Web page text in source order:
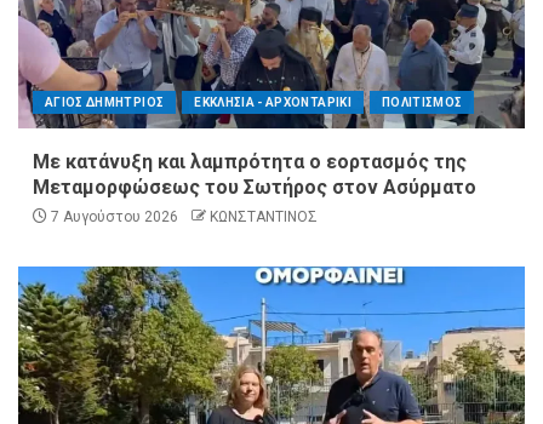
ΑΓΙΟΣ ΔΗΜΗΤΡΙΟΣ ΕΚΚΛΗΣΙΑ - ΑΡΧΟΝΤΑΡΙΚΙ ΠΟΛΙΤΙΣΜΟΣ
Με κατάνυξη και λαμπρότητα ο εορτασμός της
Μεταμορφώσεως του Σωτήρος στον Ασύρματο
7 Αυγούστου 2026 ΚΩΝΣΤΑΝΤΙΝΟΣ